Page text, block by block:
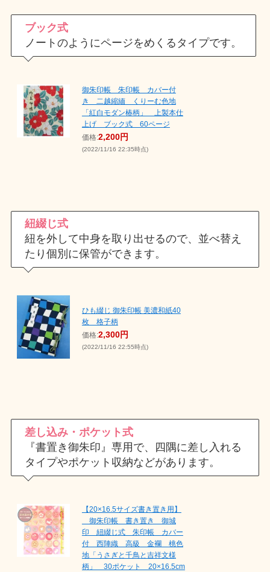
ブック式
ノートのようにページをめくるタイプです。
御朱印帳 朱印帳 カバー付
き 二越縮緬 くりーむ色地
「紅白モダン椿柄」 上製本仕
上げ ブック式 60ページ
価格:2,200円
(2022/11/16 22:35時点)
紐綴じ式
紐を外して中身を取り出せるので、並べ替え
たり個別に保管ができます。
ひも綴じ 御朱印帳 美濃和紙40
枚 格子柄
価格:2,300円
(2022/11/16 22:55時点)
差し込み・ポケット式
『書置き御朱印』専用で、四隅に差し入れる
タイプやポケット収納などがあります。
【20×16.5サイズ書き置き用】
御朱印帳 書き置き 御城
印 紐綴じ式 朱印帳 カバー
付 西陣織 高級 金襴 桃色
地「うさぎと千鳥と吉祥文様
柄」 30ポケット 20×16.5cm